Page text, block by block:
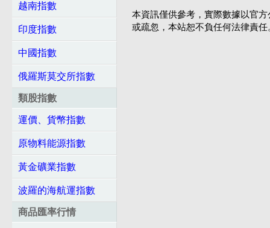
越南指數
印度指數
中國指數
俄羅斯莫交所指數
類股指數
運價、貨幣指數
原物料能源指數
黃金礦業指數
波羅的海航運指數
商品匯率行情
本資訊僅供參考，實際數據以官
或疏忽，本站恕不負任何法律責任